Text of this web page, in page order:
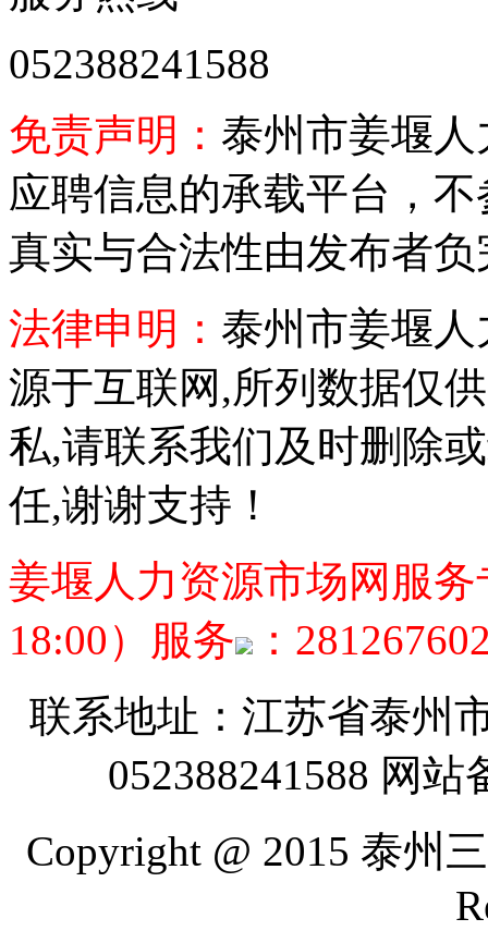
052388241588
免责声明： 泰州市姜堰
应聘信息的承载平台，
真实与合法性由发布者
法律申明： 泰州市姜堰
源于互联网,所列数据仅
私,请联系我们及时删除
任,谢谢支持！
姜堰人力资源市场网服务
18:00）服务
：
联系地址：江苏省泰州
052388241588 网站
Copyright @ 2015 泰州